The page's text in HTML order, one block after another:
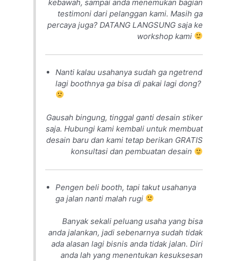
kebawah, sampai anda menemukan bagian
testimoni dari pelanggan kami. Masih ga
percaya juga? DATANG LANGSUNG saja ke
workshop kami
Nanti kalau usahanya sudah ga ngetrend
lagi boothnya ga bisa di pakai lagi dong?
Gausah bingung, tinggal ganti desain stiker
saja. Hubungi kami kembali untuk membuat
desain baru dan kami tetap berikan GRATIS
konsultasi dan pembuatan desain
Pengen beli booth, tapi takut usahanya
ga jalan nanti malah rugi
Banyak sekali peluang usaha yang bisa
anda jalankan, jadi sebenarnya sudah tidak
ada alasan lagi bisnis anda tidak jalan. Diri
anda lah yang menentukan kesuksesan